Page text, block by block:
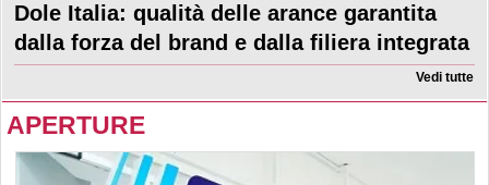
Dole Italia: qualità delle arance garantita
dalla forza del brand e dalla filiera integrata
Vedi tutte
APERTURE